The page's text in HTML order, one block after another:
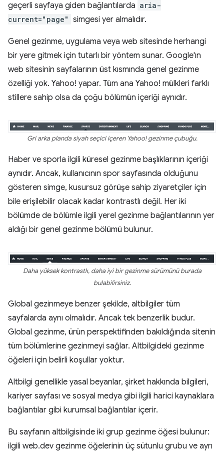
geçerli sayfaya giden bağlantılarda aria-
current="page" simgesi yer almalıdır.
Genel gezinme, uygulama veya web sitesinde herhangi
bir yere gitmek için tutarlı bir yöntem sunar. Google'ın
web sitesinin sayfalarının üst kısmında genel gezinme
özelliği yok. Yahoo! yapar. Tüm ana Yahoo! mülkleri farklı
stillere sahip olsa da çoğu bölümün içeriği aynıdır.
Gri arka planda siyah seçici içeren Yahoo! gezinme çubuğu.
Haber ve sporla ilgili küresel gezinme başlıklarının içeriği
aynıdır. Ancak, kullanıcının spor sayfasında olduğunu
gösteren simge, kusursuz görüşe sahip ziyaretçiler için
bile erişilebilir olacak kadar kontrastlı değil. Her iki
bölümde de bölümle ilgili yerel gezinme bağlantılarının yer
aldığı bir genel gezinme bölümü bulunur.
Daha yüksek kontrastlı, daha iyi bir gezinme sürümünü burada
bulabilirsiniz.
Global gezinmeye benzer şekilde, altbilgiler tüm
sayfalarda aynı olmalıdır. Ancak tek benzerlik budur.
Global gezinme, ürün perspektifinden bakıldığında sitenin
tüm bölümlerine gezinmeyi sağlar. Altbilgideki gezinme
öğeleri için belirli koşullar yoktur.
Altbilgi genellikle yasal beyanlar, şirket hakkında bilgileri,
kariyer sayfası ve sosyal medya gibi ilgili harici kaynaklara
bağlantılar gibi kurumsal bağlantılar içerir.
Bu sayfanın altbilgisinde iki grup gezinme öğesi bulunur:
ilgili web.dev gezinme öğelerinin üç sütunlu grubu ve ayrı